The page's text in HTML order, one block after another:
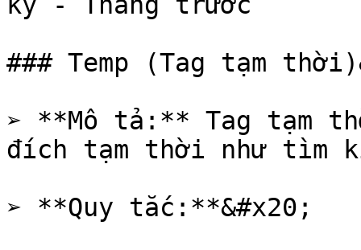
### Temp (Tag tạm
➢ **Mô tả:** Tag tạm
đích tạm thời như tìm
➢ **Quy tắc:**&#x20;